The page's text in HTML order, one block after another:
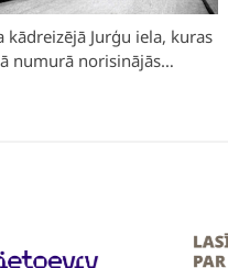
kādreizējā Jurģu iela, kuras
numurā norisinājās